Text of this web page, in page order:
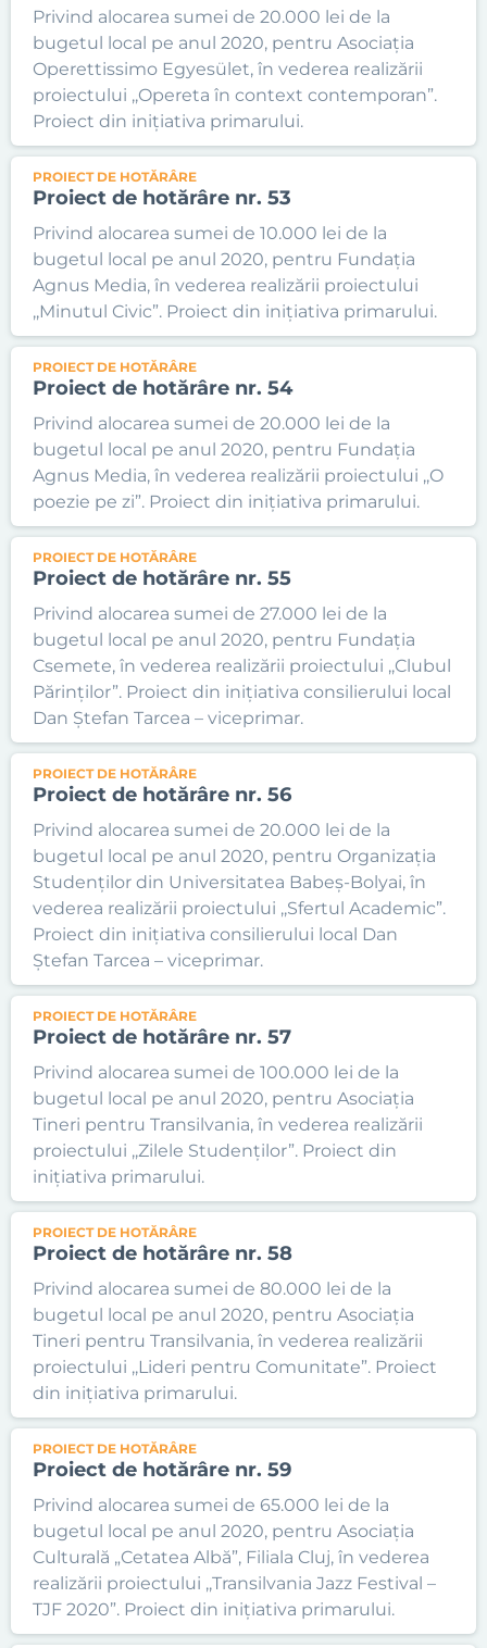
Privind alocarea sumei de 20.000 lei de la
bugetul local pe anul 2020, pentru Asociația
Operettissimo Egyesület, în vederea realizării
proiectului ,,Opereta în context contemporan”.
Proiect din inițiativa primarului.
PROIECT DE HOTĂRÂRE
Proiect de hotărâre nr. 53
Privind alocarea sumei de 10.000 lei de la
bugetul local pe anul 2020, pentru Fundația
Agnus Media, în vederea realizării proiectului
,,Minutul Civic”. Proiect din inițiativa primarului.
PROIECT DE HOTĂRÂRE
Proiect de hotărâre nr. 54
Privind alocarea sumei de 20.000 lei de la
bugetul local pe anul 2020, pentru Fundația
Agnus Media, în vederea realizării proiectului ,,O
poezie pe zi”. Proiect din inițiativa primarului.
PROIECT DE HOTĂRÂRE
Proiect de hotărâre nr. 55
Privind alocarea sumei de 27.000 lei de la
bugetul local pe anul 2020, pentru Fundația
Csemete, în vederea realizării proiectului ,,Clubul
Părinților”. Proiect din inițiativa consilierului local
Dan Ștefan Tarcea – viceprimar.
PROIECT DE HOTĂRÂRE
Proiect de hotărâre nr. 56
Privind alocarea sumei de 20.000 lei de la
bugetul local pe anul 2020, pentru Organizația
Studenților din Universitatea Babeș-Bolyai, în
vederea realizării proiectului ,,Sfertul Academic”.
Proiect din inițiativa consilierului local Dan
Ștefan Tarcea – viceprimar.
PROIECT DE HOTĂRÂRE
Proiect de hotărâre nr. 57
Privind alocarea sumei de 100.000 lei de la
bugetul local pe anul 2020, pentru Asociația
Tineri pentru Transilvania, în vederea realizării
proiectului ,,Zilele Studenților”. Proiect din
inițiativa primarului.
PROIECT DE HOTĂRÂRE
Proiect de hotărâre nr. 58
Privind alocarea sumei de 80.000 lei de la
bugetul local pe anul 2020, pentru Asociația
Tineri pentru Transilvania, în vederea realizării
proiectului ,,Lideri pentru Comunitate”. Proiect
din inițiativa primarului.
PROIECT DE HOTĂRÂRE
Proiect de hotărâre nr. 59
Privind alocarea sumei de 65.000 lei de la
bugetul local pe anul 2020, pentru Asociația
Culturală „Cetatea Albă”, Filiala Cluj, în vederea
realizării proiectului ,,Transilvania Jazz Festival –
TJF 2020”. Proiect din inițiativa primarului.